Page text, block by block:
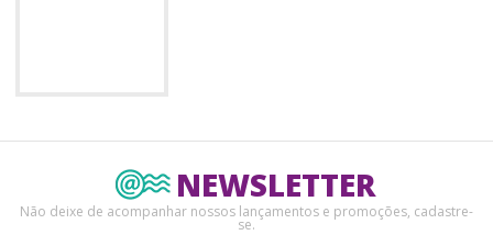
NEWSLETTER
Não deixe de acompanhar nossos lançamentos e promoções, cadastre-
se.